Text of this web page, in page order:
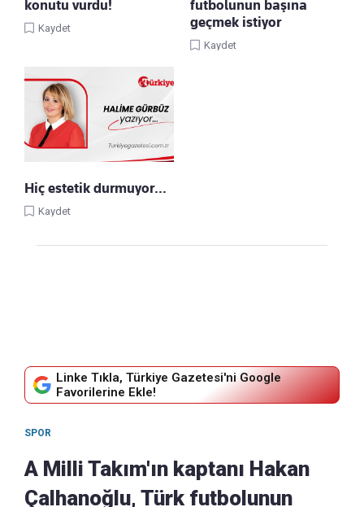
konutu vurdu!
Kaydet
futbolunun başına
geçmek istiyor
Kaydet
Hiç estetik durmuyor…
Kaydet
Linke Tıkla, Türkiye Gazetesi'ni Google
Favorilerine Ekle!
SPOR
A Milli Takım'ın kaptanı Hakan
Çalhanoğlu, Türk futbolunun